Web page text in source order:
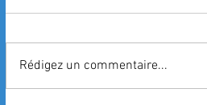
Rédigez un commentaire...